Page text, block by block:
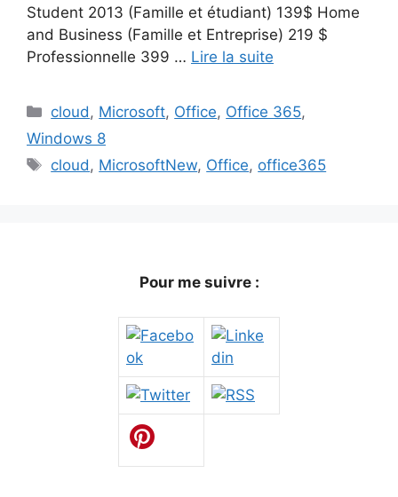
Student 2013 (Famille et étudiant) 139$ Home
and Business (Famille et Entreprise) 219 $
Professionnelle 399 … Lire la suite
Catégories
cloud , Microsoft, Office, Office 365,
Windows 8
Étiquettes
cloud , MicrosoftNew, Office, office365
Pour me suivre :